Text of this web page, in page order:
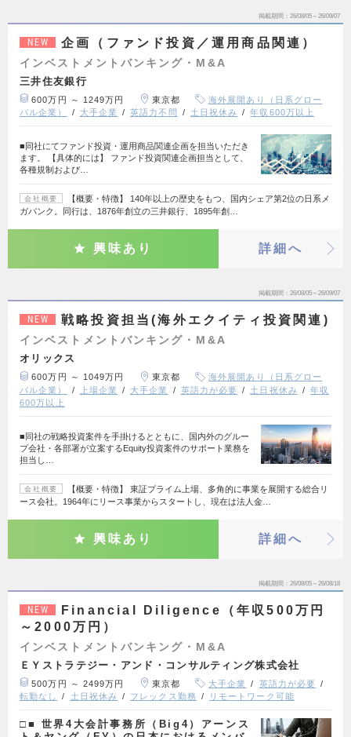
掲載期間 26/08/05～26/09/07
NEW 企画（ファンド投資／運用商品関連）
インベストメントバンキング・M&A
三井住友銀行
600万円 ～ 1249万円 東京都
海外展開あり（日系グロー
バル企業）
大手企業 英語力不問 土日祝休み 年収600万以上
■同社にてファンド投資・運用商品関連企画を担当いただき
ます。 【具体的には】 ファンド投資関連企画担当として、
各種規制および…
会社概要
【概要・特徴】 140年以上の歴史をもつ、国内シェア第2位の日系メ
ガバンク。同行は、1876年創立の三井銀行、1895年創…
興味あり 詳細へ
掲載期間 26/08/05～26/09/07
NEW 戦略投資担当(海外エクイティ投資関連)
インベストメントバンキング・M&A
オリックス
600万円 ～ 1049万円 東京都
海外展開あり（日系グロー
バル企業）
上場企業 大手企業 英語力が必要 土日祝休み
年収
600万以上
■同社の戦略投資案件を手掛けるとともに、国内外のグルー
プ会社・各部署が立案するEquity投資案件のサポート業務を
担当し…
会社概要
【概要・特徴】 東証プライム上場、多角的に事業を展開する総合リ
ース会社。1964年にリース事業からスタートし、現在は法人金…
興味あり 詳細へ
掲載期間 26/08/05～26/08/18
NEW
Financial Diligence（年収500万円
～2000万円）
インベストメントバンキング・M&A
ＥＹストラテジー・アンド・コンサルティング株式会社
500万円 ～ 2499万円 東京都 大手企業
英語力が必要
転勤なし
土日祝休み フレックス勤務 リモートワーク可能
□■ 世界4大会計事務所（Big4）アーンス